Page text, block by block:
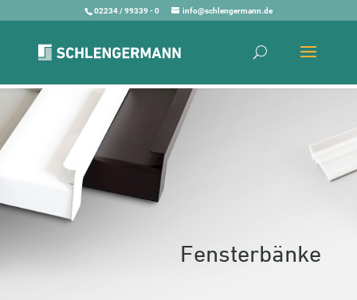
02234 / 99339 - 0 info@schlengermann.de
Fensterbänke